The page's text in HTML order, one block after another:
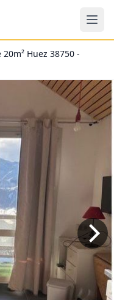
Huez 38750 -